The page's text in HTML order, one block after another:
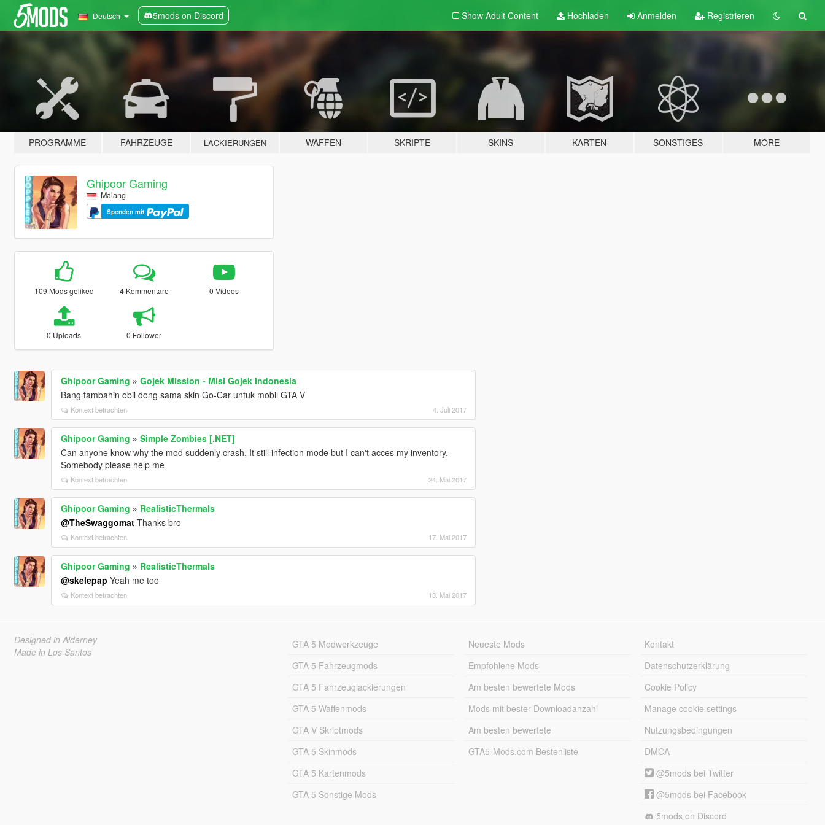
Deutsch 5mods on Discord Show Adult Content Hochladen Anmelden Registrieren
PROGRAMME FAHRZEUGE LACKIERUNGEN WAFFEN SKRIPTE SKINS KARTEN SONSTIGES MORE
Ghipoor Gaming
Malang
Spenden mit
109 Mods geliked 4 Kommentare 0 Videos
0 Uploads 0 Follower
Ghipoor Gaming » Gojek Mission - Misi Gojek Indonesia
Bang tambahin obil dong sama skin Go-Car untuk mobil GTA V
Kontext betrachten 4. Juli 2017
Ghipoor Gaming » Simple Zombies [.NET]
Can anyone know why the mod suddenly crash, It still infection mode but I can't acces my inventory.
Somebody please help me
Kontext betrachten 24. Mai 2017
Ghipoor Gaming » RealisticThermals
@TheSwaggomatThanks bro
Kontext betrachten 17. Mai 2017
Ghipoor Gaming » RealisticThermals
@skelepap Yeah me too
Kontext betrachten 13. Mai 2017
Designed in Alderney
Made in Los Santos
GTA 5 Modwerkzeuge
GTA 5 Fahrzeugmods
GTA 5 Fahrzeuglackierungen
GTA 5 Waffenmods
GTA V Skriptmods
GTA 5 Skinmods
GTA 5 Kartenmods
GTA 5 Sonstige Mods
Neueste Mods
Empfohlene Mods
Am besten bewertete Mods
Mods mit bester Downloadanzahl
Am besten bewertete
GTA5-Mods.com Bestenliste
Kontakt
Datenschutzerklärung
Cookie Policy
Manage cookie settings
Nutzungsbedingungen
DMCA
@5mods bei Twitter
@5mods bei Facebook
5mods on Discord